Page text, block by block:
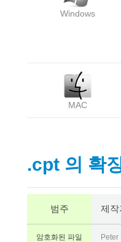
Windows
MAC
.cpt 의 확
범주 제
암호화된 파일